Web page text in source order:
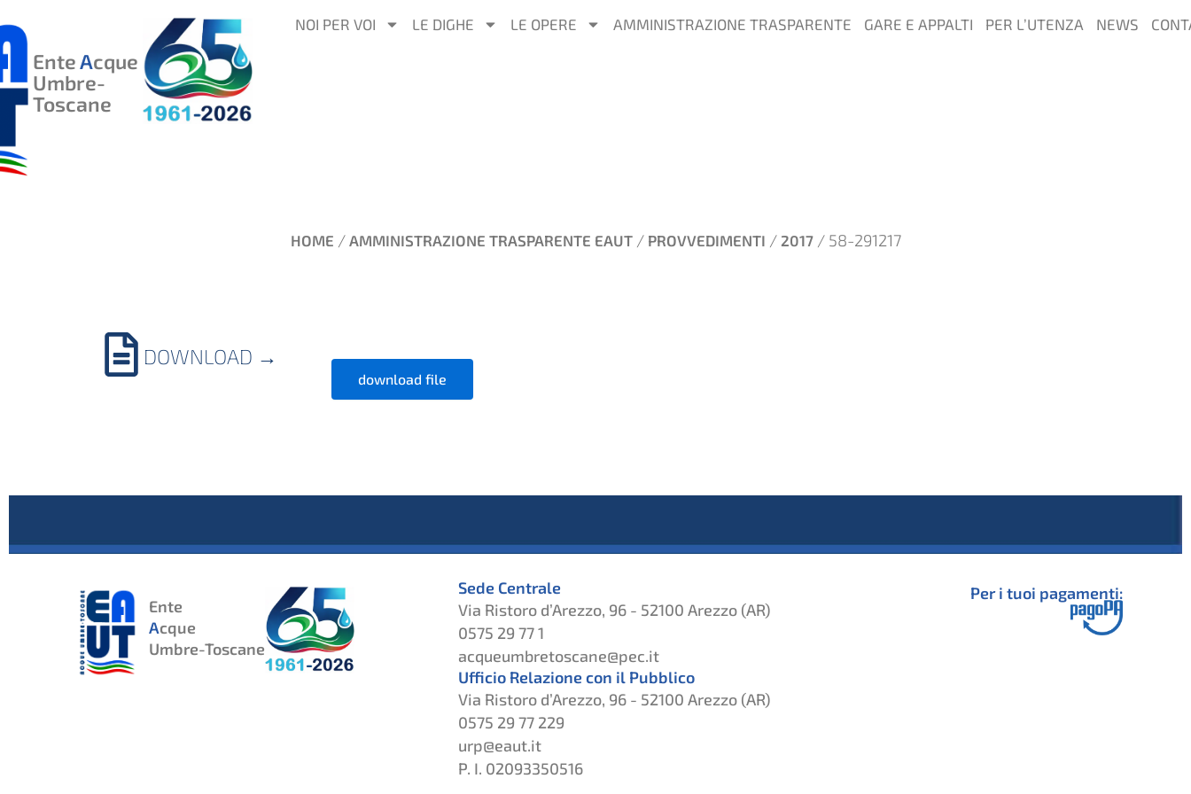
AL
CONTENUTO
EnteAcque
Umbre-
Toscane
NOI PER VOI LE DIGHE LE OPERE AMMINISTRAZIONE TRASPARENTE GARE E APPALTI PER L’UTENZA NEWS
HOME / AMMINISTRAZIONE TRASPARENTE EAUT/ PROVVEDIMENTI / 2017/ 58-291217
DOWNLOAD →
download file
Ente
Acque
Umbre-Toscane
Sede Centrale
Via Ristoro d’Arezzo, 96 - 52100 Arezzo (AR)
0575 29 77 1
acqueumbretoscane@pec.it
Ufficio Relazione con il Pubblico
Via Ristoro d’Arezzo, 96 - 52100 Arezzo (AR)
0575 29 77 229
urp@eaut.it
P. I. 02093350516
Per i tuoi pagamenti: